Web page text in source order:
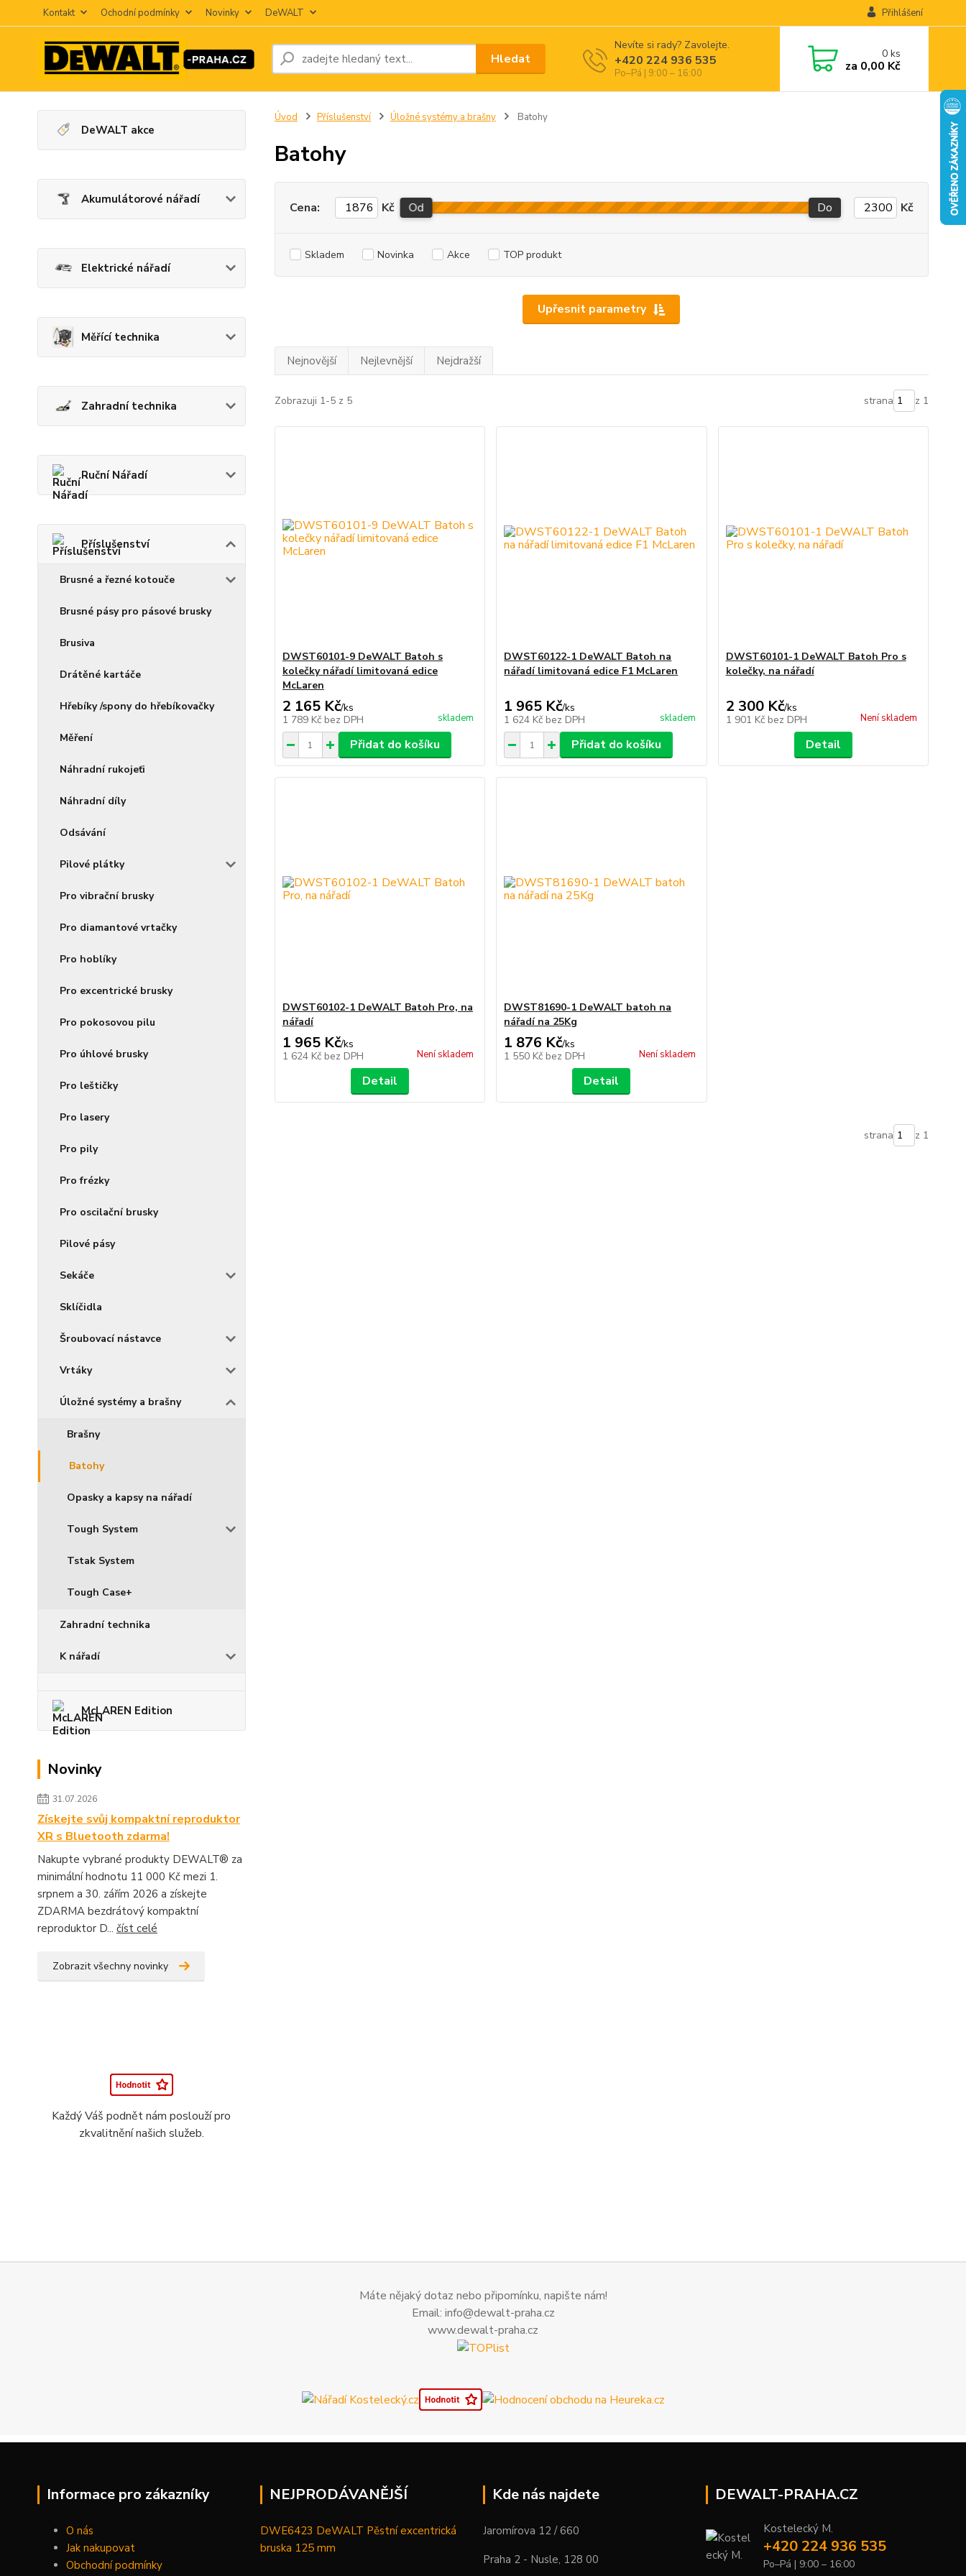
Kontakt Ochodní podmínky Novinky DeWALT Přihlášení
Hledat
Nevíte si rady? Zavolejte.
+420 224 936 535
Po–Pá | 9:00 – 16:00
0ks
za 0,00 Kč
DeWALT akce
Akumulátorové nářadí
Elektrické nářadí
Měřící technika
Zahradní technika
Ruční Nářadí
Příslušenství
Brusné a řezné kotouče
Brusné pásy pro pásové brusky
Brusiva
Drátěné kartáče
Hřebíky /spony do hřebíkovačky
Měření
Náhradní rukojeťi
Náhradní díly
Odsávání
Pilové plátky
Pro vibrační brusky
Pro diamantové vrtačky
Pro hoblíky
Pro excentrické brusky
Pro pokosovou pilu
Pro úhlové brusky
Pro leštičky
Pro lasery
Pro pily
Pro frézky
Pro oscilační brusky
Pilové pásy
Sekáče
Sklíčidla
Šroubovací nástavce
Vrtáky
Úložné systémy a brašny
Brašny
Batohy
Opasky a kapsy na nářadí
Tough System
Tstak System
Tough Case+
Zahradní technika
K nářadí
McLAREN Edition
Novinky
31.07.2026
Získejte svůj kompaktní reproduktor
XR s Bluetooth zdarma!
Nakupte vybrané produkty DEWALT® za
minimální hodnotu 11 000 Kč mezi 1.
srpnem a 30. zářím 2026 a získejte
ZDARMA bezdrátový kompaktní
reproduktor D... číst celé
Zobrazit všechny novinky
Každý Váš podnět nám poslouží pro
zkvalitnění našich služeb.
Úvod Příslušenství Úložné systémy a brašny Batohy
Batohy
Upřesnit parametry
Cena: Kč Od Do Kč
Skladem Novinka Akce TOP produkt
Nejnovější Nejlevnější Nejdražší
Zobrazuji 1-5 z 5 strana z 1
DWST60101-9 DeWALT Batoh s
kolečky nářadí limitovaná edice
McLaren
2 165 Kč/ks
1 789 Kč bez DPH skladem
Přidat do košíku
DWST60122-1 DeWALT Batoh na
nářadí limitovaná edice F1 McLaren
1 965 Kč/ks
1 624 Kč bez DPH skladem
Přidat do košíku
DWST60101-1 DeWALT Batoh Pro s
kolečky, na nářadí
2 300 Kč/ks
1 901 Kč bez DPH Není skladem
Detail
DWST60102-1 DeWALT Batoh Pro, na
nářadí
1 965 Kč/ks
1 624 Kč bez DPH Není skladem
Detail
DWST81690-1 DeWALT batoh na
nářadí na 25Kg
1 876 Kč/ks
1 550 Kč bez DPH Není skladem
Detail
strana z 1
Máte nějaký dotaz nebo připomínku, napište nám!
Email: info@dewalt-praha.cz
www.dewalt-praha.cz
Informace pro zákazníky
O nás
Jak nakupovat
Obchodní podmínky
NEJPRODÁVANĚJŠÍ
DWE6423 DeWALT Pěstní excentrická
bruska 125 mm
Kde nás najdete
Jaromírova 12 / 660
Praha 2 - Nusle, 128 00
DEWALT-PRAHA.CZ
Kostelecký M.
+420 224 936 535
Po–Pá | 9:00 – 16:00